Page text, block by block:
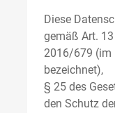
Diese
gemäß Art.
2016/679 (im
bezeichnet),
§ 25 des
den Schutz